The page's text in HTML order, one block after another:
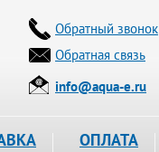
Обратный звонок
Обратная связь
info@aqua-e.ru
ОПЛАТА